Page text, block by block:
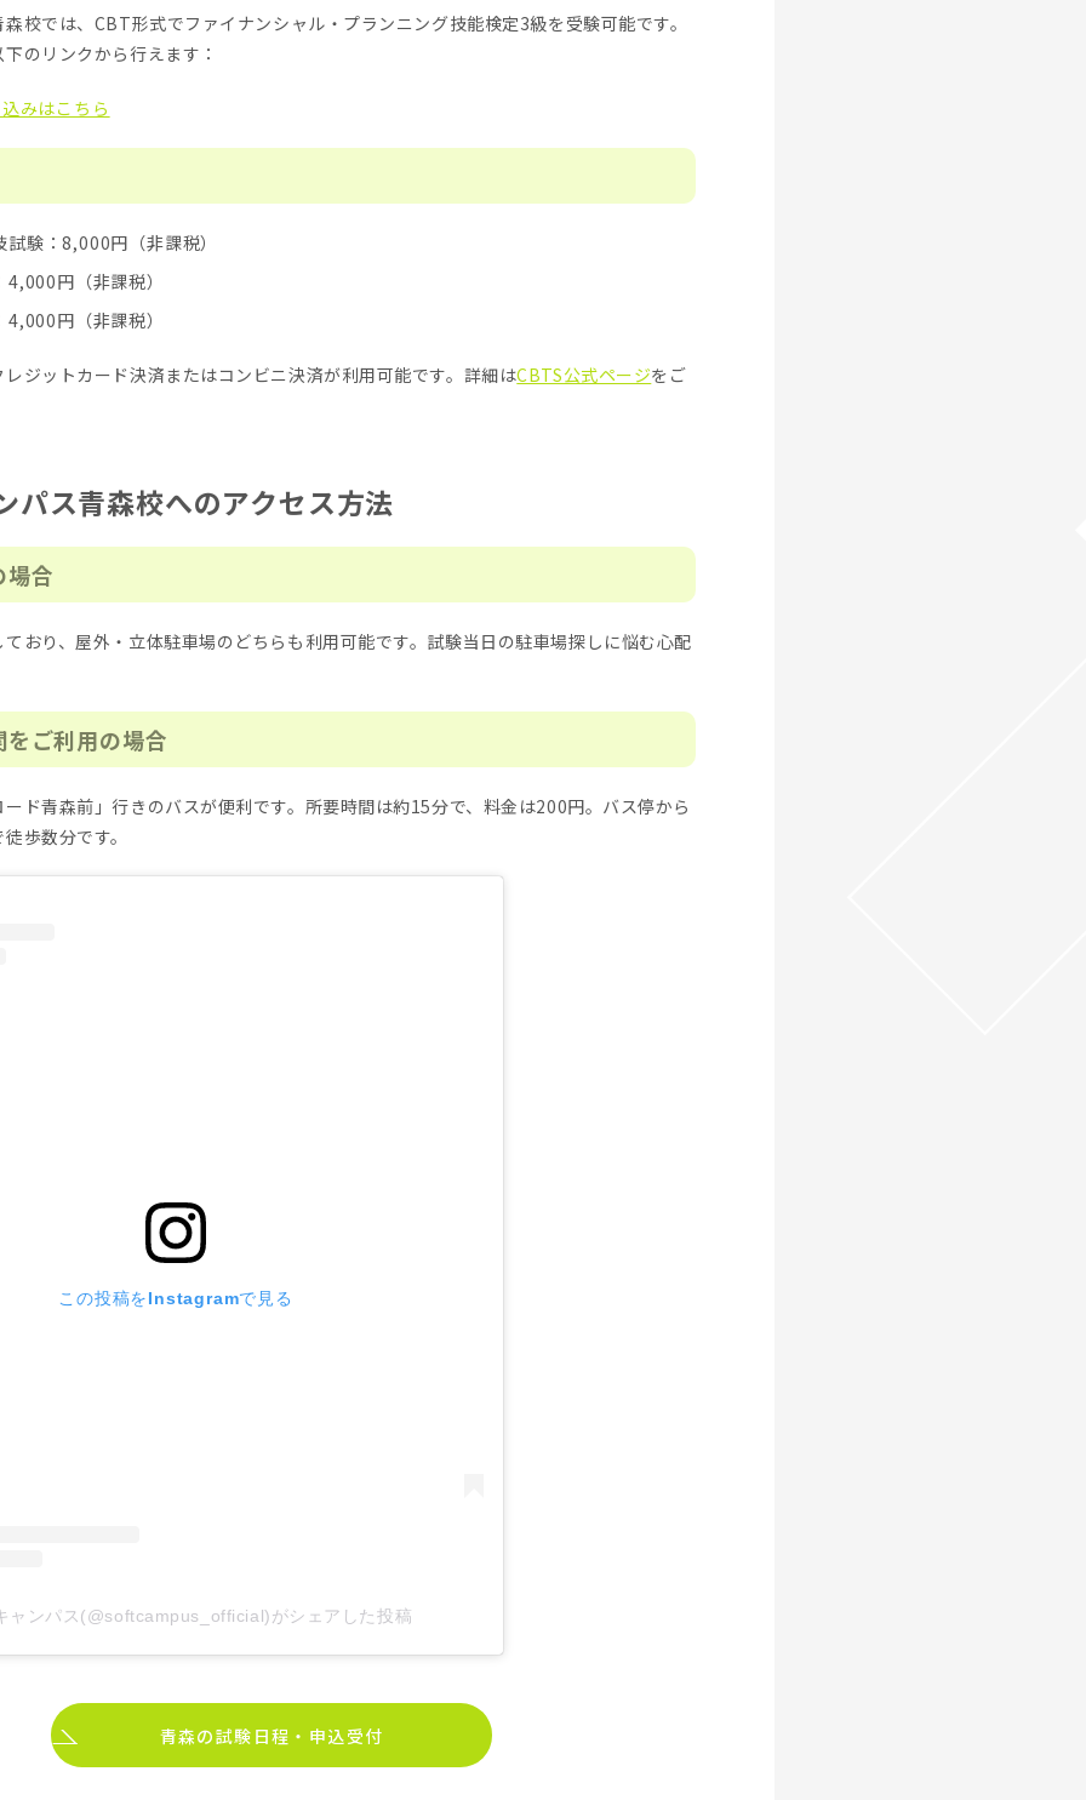
校では、CBT形式でファイナンシャル・プランニング技能検定3級を受験可能です。
のリンクから行えます：
みはこちら
験：8,000円（非課税）
円（非課税）
円（非課税）
ジットカード決済またはコンビニ決済が利用可能です。詳細はCBTS公式ページをご
パス青森校へのアクセス方法
場合
おり、屋外・立体駐車場のどちらも利用可能です。試験当日の駐車場探しに悩む心配
ご利用の場合
ド青森前」行きのバスが便利です。所要時間は約15分で、料金は200円。バス停から
歩数分です。
この投稿をInstagramで見る
ャンパス(@softcampus_official)がシェアした投稿
青森の試験日程・申込受付